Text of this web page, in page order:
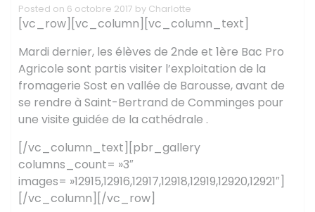
Posted on 6 octobre 2017 by Charlotte
[vc_row][vc_column][vc_column_text]
Mardi dernier, les élèves de 2nde et 1ère Bac Pro
Agricole sont partis visiter l’exploitation de la
fromagerie Sost en vallée de Barousse, avant de
se rendre à Saint-Bertrand de Comminges pour
une visite guidée de la cathédrale .
[/vc_column_text][pbr_gallery
columns_count= »3″
images= »12915,12916,12917,12918,12919,12920,12921″]
[/vc_column][/vc_row]